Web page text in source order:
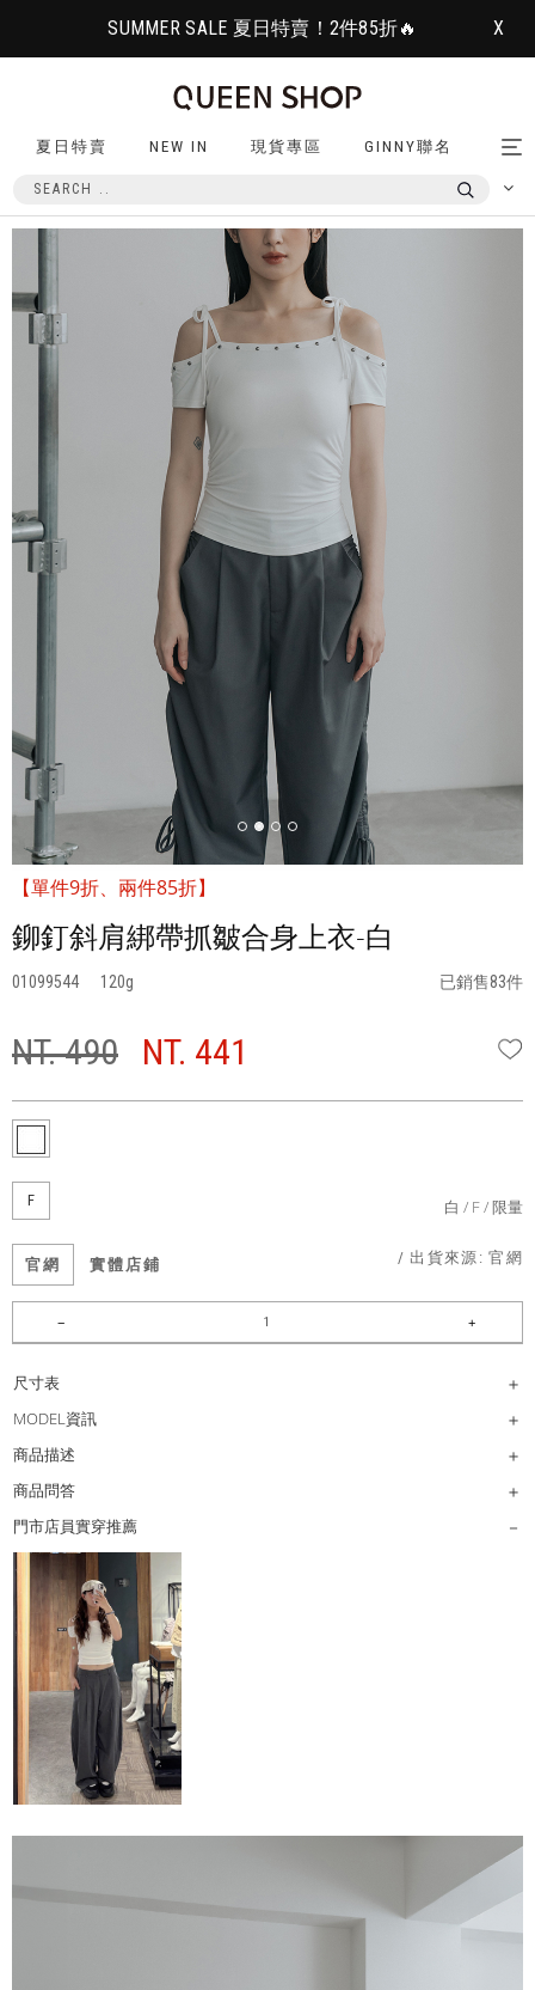
SUMMER SALE 夏日特賣！2件85折🔥 X
夏日特賣 NEW IN 現貨專區 GINNY聯名
【單件9折、兩件85折】
鉚釘斜肩綁帶抓皺合身上衣-白
01099544 120 已銷售83件
NT. 490 NT. 441
F 白 F 限量
官網 實體店鋪 / 出貨來源:官網
尺寸表
MODEL資訊
商品描述
商品問答
門市店員實穿推薦